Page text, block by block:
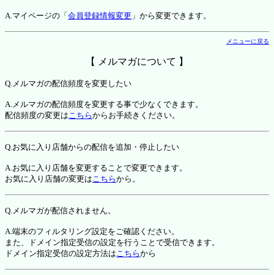
A.マイページの「 会員登録情報変更 」から変更できます。
メニューに戻る
【 メルマガについて 】
Q.メルマガの配信頻度を変更したい
A.メルマガの配信頻度を変更する事で少なくできます。
配信頻度の変更はこちらからお手続きください。
Q.お気に入り店舗からの配信を追加・停止したい
A.お気に入り店舗を変更することで変更できます。
お気に入り店舗の変更はこちらから。
Q.メルマガが配信されません。
A.端末のフィルタリング設定をご確認ください。
また、ドメイン指定受信の設定を行うことで受信できます。
ドメイン指定受信の設定方法はこちらから